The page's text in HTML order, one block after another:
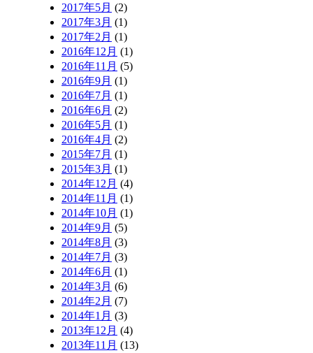
2017年5月 (2)
2017年3月 (1)
2017年2月 (1)
2016年12月 (1)
2016年11月 (5)
2016年9月 (1)
2016年7月 (1)
2016年6月 (2)
2016年5月 (1)
2016年4月 (2)
2015年7月 (1)
2015年3月 (1)
2014年12月 (4)
2014年11月 (1)
2014年10月 (1)
2014年9月 (5)
2014年8月 (3)
2014年7月 (3)
2014年6月 (1)
2014年3月 (6)
2014年2月 (7)
2014年1月 (3)
2013年12月 (4)
2013年11月 (13)